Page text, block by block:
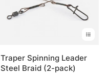
Traper Spinning Leader
Steel Braid (2-pack)